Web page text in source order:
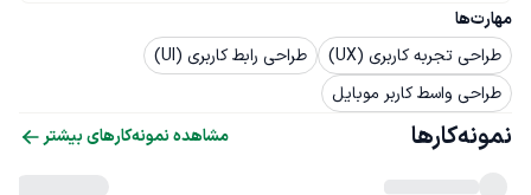
مهارت‌ها
طراحی تجربه کاربری (UX)
طراحی رابط کاربری (UI)
طراحی واسط کاربر موبایل
نمونه‌کارها مشاهده نمونه‌کارهای بیشتر